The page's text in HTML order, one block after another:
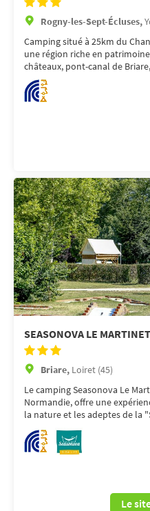
Rogny-les-Sept-Écluses,
Camping situé à 25km du
une région riche en
châteaux, pont-canal de
SEASONOVA LE MARTINET
Briare, Loiret (45)
Le camping Seasonova Le
Normandie, offre une
la nature et les adeptes de la
Le